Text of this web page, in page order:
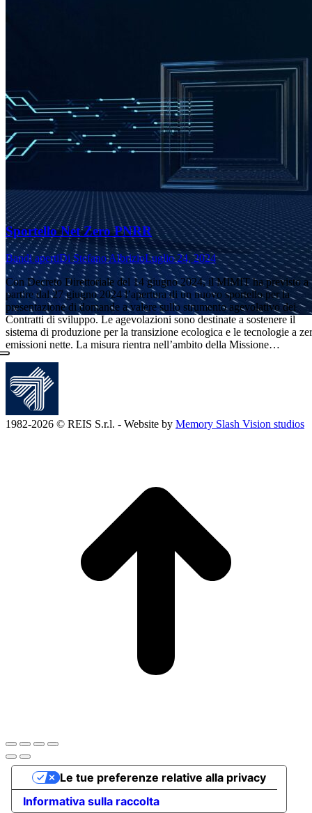
Sportello Net Zero PNRR
Bandi apertiDiStefano AlbrizioLuglio 24, 2024
Con Decreto Direttoriale del 14 giugno 2024, il MIMIT ha previsto a
partire dal 27 giugno 2024 l’apertura di un nuovo sportello per la
presentazione di domande a valere sullo strumento agevolativo dei
Contratti di sviluppo. Le agevolazioni sono destinate a sostenere il
sistema di produzione per la transizione ecologica e le tecnologie a
emissioni nette. La misura rientra nell’ambito della Missione…
1982-2026 © REIS S.r.l. - Website by Memory Slash Vision studios
Informativa sulla raccolta
Le tue preferenze relative alla privacy